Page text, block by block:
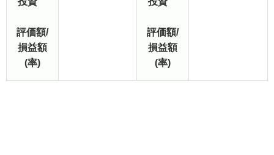
評価額/
損益額
(率)
評価額/
損益額
(率)